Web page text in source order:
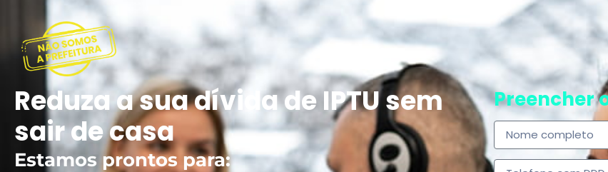
Reduza a sua dívida de IPTU sem
sair de casa
Estamos prontos para:
Preencher